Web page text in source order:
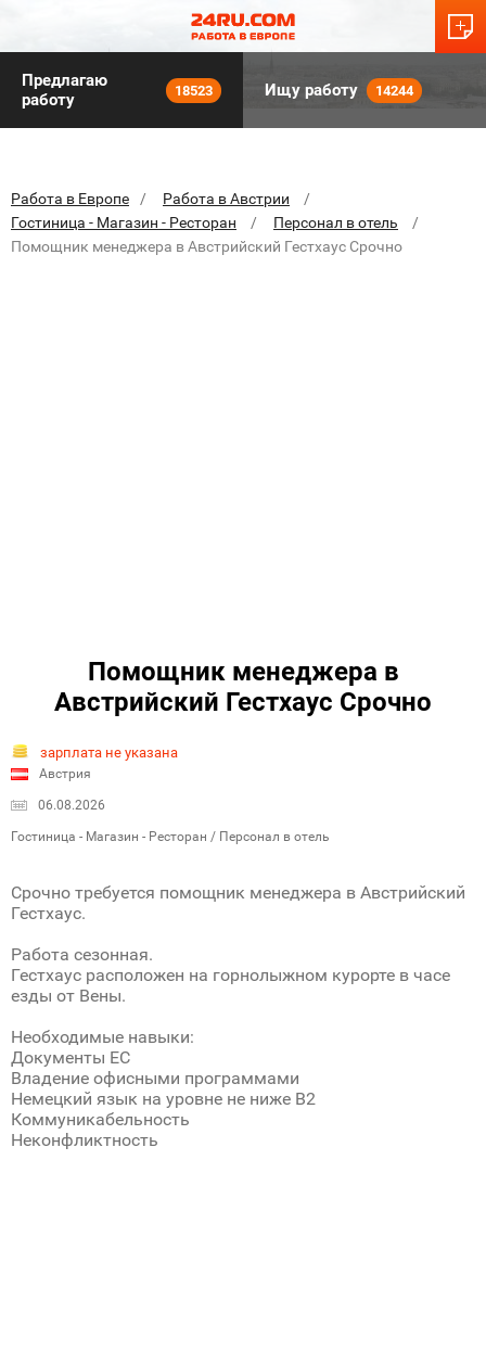
Предлагаю
работу
18523 Ищу работу 14244
Работа в Европе
Работа в Австрии
Гостиница - Магазин - Ресторан
Персонал в отель
Помощник менеджера в Австрийский Гестхаус Срочно
Помощник менеджера в
Австрийский Гестхаус Срочно
зарплата не указана
Австрия
06.08.2026
Гостиница - Магазин - Ресторан / Персонал в отель
Срочно требуется помощник менеджера в Австрийский
Гестхаус.
Работа сезонная.
Гестхаус расположен на горнолыжном курорте в часе
езды от Вены.
Необходимые навыки:
Документы ЕС
Владение офисными программами
Немецкий язык на уровне не ниже B2
Коммуникабельность
Неконфликтность